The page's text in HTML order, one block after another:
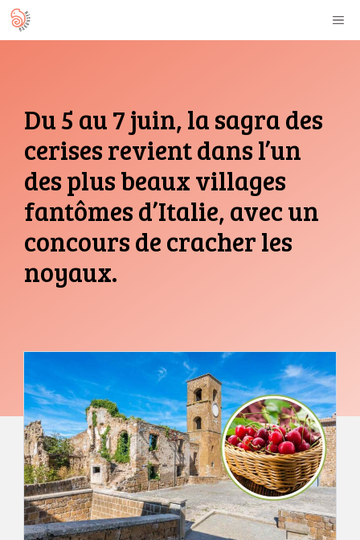
Aller
au
Du 5 au 7 juin, la sagra des
cerises revient dans l’un
des plus beaux villages
fantômes d’Italie, avec un
concours de cracher les
noyaux.